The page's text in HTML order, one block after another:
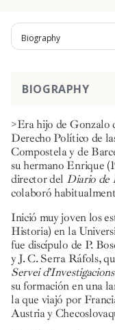
Biography
BIOGRAPHY
>Era hijo de Gonzalo
Derecho Político de
Compostela y de
su hermano Enrique
director del Diario de
colaboró
Inició muy joven los
Historia) en la
fue discípulo de P.
y J. C. Serra Ráfols,
Servei
su formación en una
la que viajó por
Austria y